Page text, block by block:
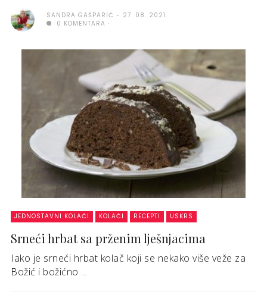
SANDRA GAŠPARIĆ
27. 08. 2021.
0 KOMENTARA
JEDNOSTAVNI KOLAČI KOLAČI RECEPTI USKRS
Srneći hrbat sa prženim lješnjacima
Iako je srneći hrbat kolač koji se nekako više veže za
Božić i božićno ...